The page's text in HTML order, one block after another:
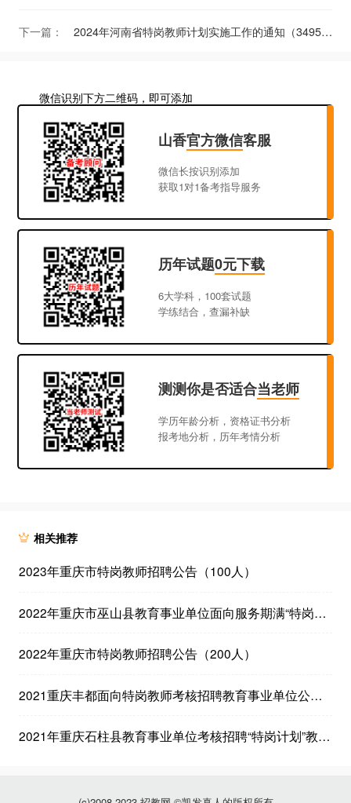
下一篇： 2024年河南省特岗教师计划实施工作的通知（3495人）
微信识别下方二维码，即可添加
山香官方微信客服
微信长按识别添加
获取1对1备考指导服务
历年试题0元下载
6大学科，100套试题
学练结合，查漏补缺
测测你是否适合当老师
学历年龄分析，资格证书分析
报考地分析，历年考情分析
相关推荐
2023年重庆市特岗教师招聘公告（100人）
2022年重庆市巫山县教育事业单位面向服务期满“特岗计划”教师考核招聘工作人员公告（129人）
2022年重庆市特岗教师招聘公告（200人）
2021重庆丰都面向特岗教师考核招聘教育事业单位公告（197人）
2021年重庆石柱县教育事业单位考核招聘“特岗计划”教师简章（35人）